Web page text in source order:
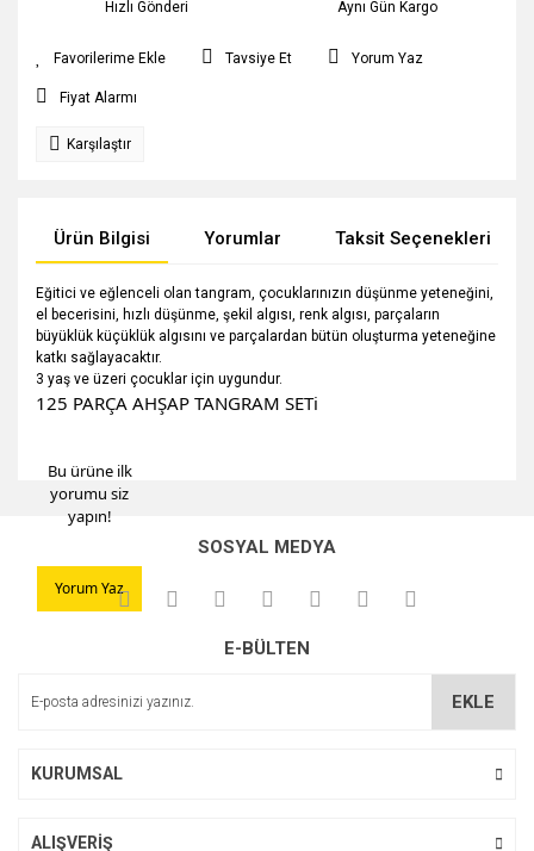
Hızlı Gönderi Aynı Gün Kargo
Tavsiye Et Yorum Yaz
Fiyat Alarmı
Karşılaştır
Ürün Bilgisi Yorumlar Taksit Seçenekleri
Eğitici ve eğlenceli olan tangram, çocuklarınızın düşünme yeteneğini,
el becerisini, hızlı düşünme, şekil algısı, renk algısı, parçaların
büyüklük küçüklük algısını ve parçalardan bütün oluşturma yeteneğine
katkı sağlayacaktır.
3 yaş ve üzeri çocuklar için uygundur.
125 PARÇA AHŞAP TANGRAM SETi
Bu ürüne ilk
yorumu siz
yapın!
Yorum Yaz
Bu ürünün fiyat bilgisi, resim, ürün açıklamalarında ve diğer
konularda yetersiz gördüğünüz noktaları öneri formunu
kullanarak tarafımıza iletebilirsiniz.
Görüş ve önerileriniz için teşekkür ederiz.
Ürün fiyatı diğer sitelerden daha pahalı.
SOSYAL MEDYA
E-BÜLTEN
EKLE
KURUMSAL
ALIŞVERİŞ